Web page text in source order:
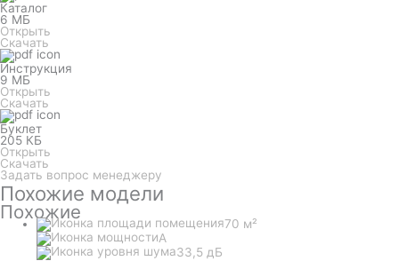
Каталог
6 МБ
Открыть
Скачать
Инструкция
9 МБ
Открыть
Скачать
Буклет
205 КБ
Открыть
Скачать
Задать вопрос менеджеру
Похожие модели
Похожие
70 м²
A
33,5 дБ